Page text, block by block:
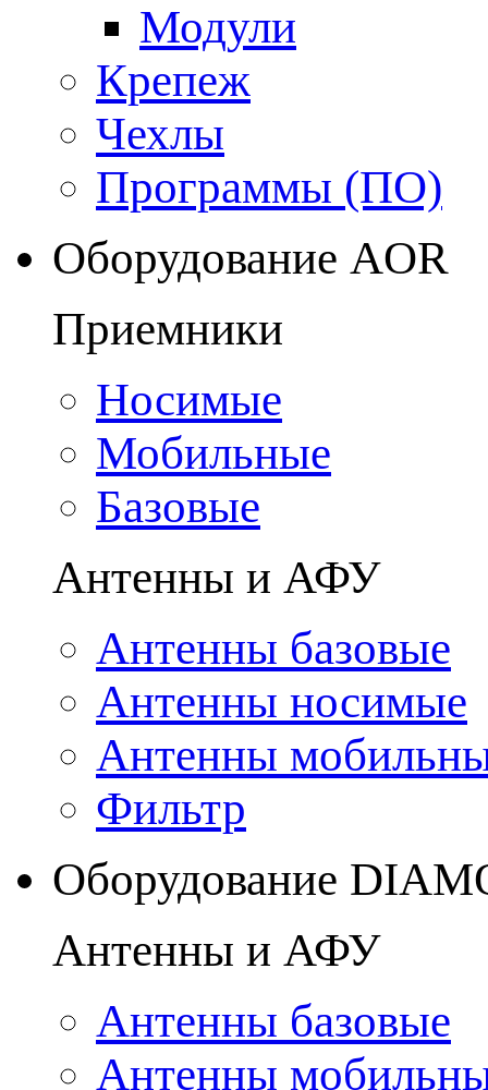
Модули
Крепеж
Чехлы
Программы (ПО)
Оборудование AOR
Приемники
Носимые
Мобильные
Базовые
Антенны и АФУ
Антенны базовые
Антенны носимые
Антенны
Фильтр
Оборудование
Антенны и АФУ
Антенны базовые
Антенны